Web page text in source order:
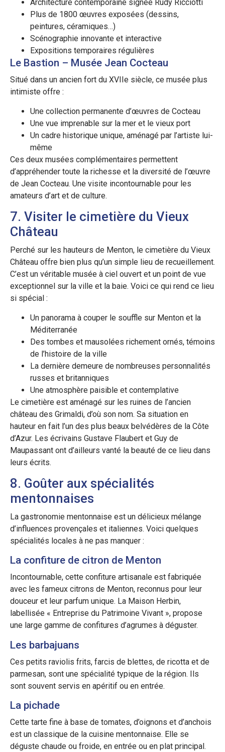
Architecture contemporaine signée Rudy Ricciotti
Plus de 1800 œuvres exposées (dessins,
peintures, céramiques…)
Scénographie innovante et interactive
Expositions temporaires régulières
Le Bastion – Musée Jean Cocteau
Situé dans un ancien fort du XVIIe siècle, ce musée plus
intimiste offre :
Une collection permanente d’œuvres de Cocteau
Une vue imprenable sur la mer et le vieux port
Un cadre historique unique, aménagé par l’artiste lui-
même
Ces deux musées complémentaires permettent
d’appréhender toute la richesse et la diversité de l’œuvre
de Jean Cocteau. Une visite incontournable pour les
amateurs d’art et de culture.
7. Visiter le cimetière du Vieux
Château
Perché sur les hauteurs de Menton, le cimetière du Vieux
Château offre bien plus qu’un simple lieu de recueillement.
C’est un véritable musée à ciel ouvert et un point de vue
exceptionnel sur la ville et la baie. Voici ce qui rend ce lieu
si spécial :
Un panorama à couper le souffle sur Menton et la
Méditerranée
Des tombes et mausolées richement ornés, témoins
de l’histoire de la ville
La dernière demeure de nombreuses personnalités
russes et britanniques
Une atmosphère paisible et contemplative
Le cimetière est aménagé sur les ruines de l’ancien
château des Grimaldi, d’où son nom. Sa situation en
hauteur en fait l’un des plus beaux belvédères de la Côte
d’Azur. Les écrivains Gustave Flaubert et Guy de
Maupassant ont d’ailleurs vanté la beauté de ce lieu dans
leurs écrits.
8. Goûter aux spécialités
mentonnaises
La gastronomie mentonnaise est un délicieux mélange
d’influences provençales et italiennes. Voici quelques
spécialités locales à ne pas manquer :
La confiture de citron de Menton
Incontournable, cette confiture artisanale est fabriquée
avec les fameux citrons de Menton, reconnus pour leur
douceur et leur parfum unique. La Maison Herbin,
labellisée « Entreprise du Patrimoine Vivant », propose
une large gamme de confitures d’agrumes à déguster.
Les barbajuans
Ces petits raviolis frits, farcis de blettes, de ricotta et de
parmesan, sont une spécialité typique de la région. Ils
sont souvent servis en apéritif ou en entrée.
La pichade
Cette tarte fine à base de tomates, d’oignons et d’anchois
est un classique de la cuisine mentonnaise. Elle se
déguste chaude ou froide, en entrée ou en plat principal.